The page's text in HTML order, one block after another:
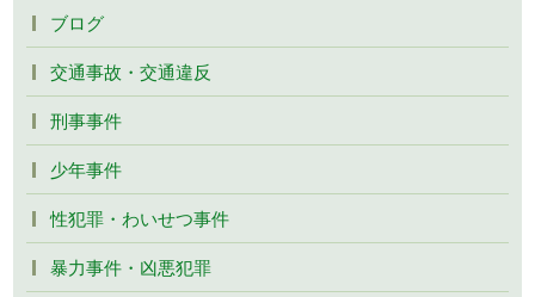
ブログ
交通事故・交通違反
刑事事件
少年事件
性犯罪・わいせつ事件
暴力事件・凶悪犯罪